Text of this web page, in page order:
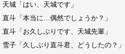
天城「はい、天城です」
直斗「本当に…偶然でしょうか？」
直斗「お久しぶりです、天城先輩」
雪子「久しぶり直斗君、どうしたの？」